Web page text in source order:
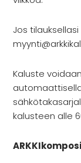
Jos
Kaluste
kalusteen alle